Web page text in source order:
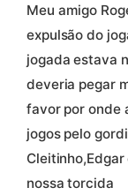
Meu amigo
expulsão do
jogada estava
deveria pegar
favor por onde
jogos pelo
nossa torcida